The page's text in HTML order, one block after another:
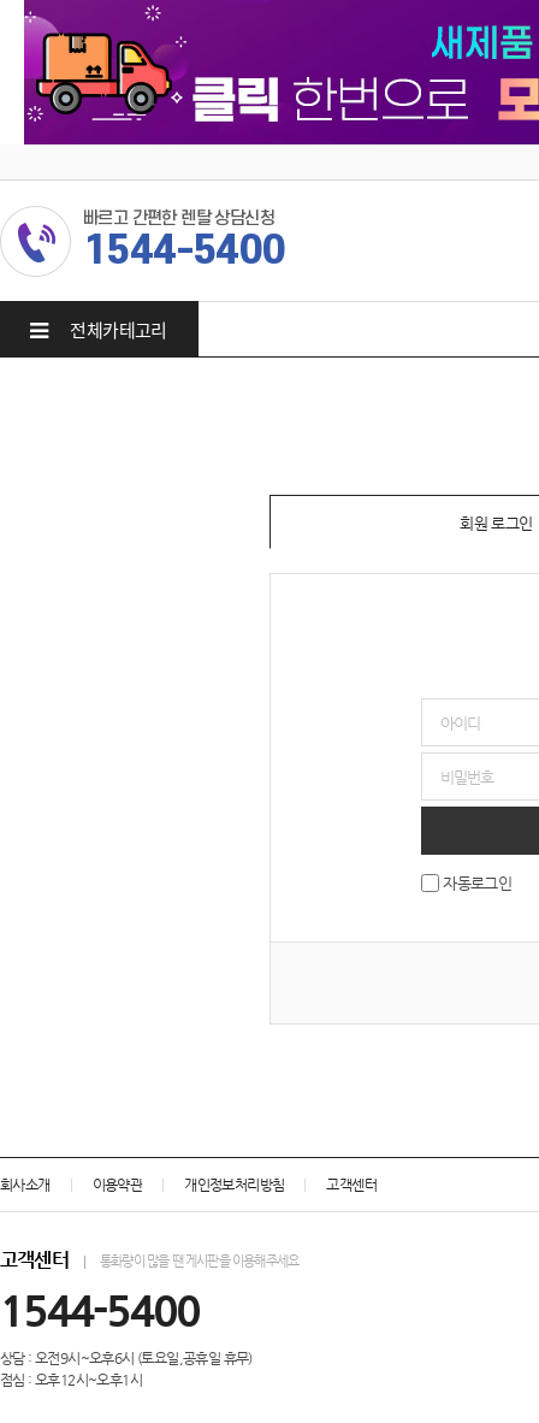
빠르고 간편한 렌탈 상담신청
1544-5400
전체카테고리
회원 로그인
자동로그인
회사소개 이용약관 개인정보처리방침 고객센터
고객센터 통화량이 많을 땐 게시판을 이용해주세요
1544-5400
상담 : 오전9시~오후6시 (토요일,공휴일 휴무)
점심 : 오후12시~오후1시